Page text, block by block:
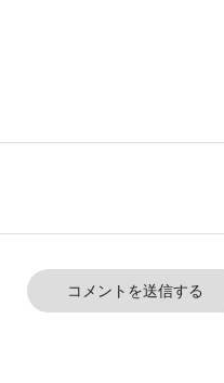
コメントを送信する